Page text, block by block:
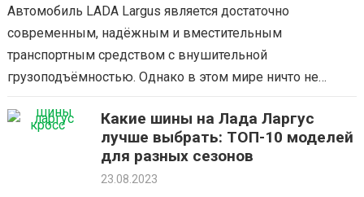
Автомобиль LADA Largus является достаточно
современным, надёжным и вместительным
транспортным средством с внушительной
грузоподъёмностью. Однако в этом мире ничто не
требуется замена двигателя в Ларгус, поскольку…
Какие шины на Лада Ларгус
лучше выбрать: ТОП-10 моделей
для разных сезонов
23.08.2023